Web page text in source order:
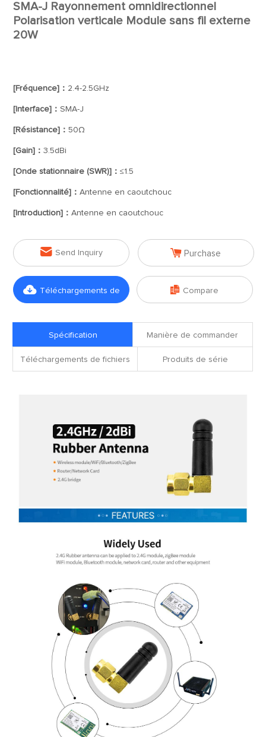
SMA-J Rayonnement omnidirectionnel
Polarisation verticale Module sans fil externe
20W
[Fréquence]： 2.4-2.5GHz
[Interface]：SMA-J
[Résistance]：50Ω
[Gain]：3.5dBi
[Onde stationnaire (SWR)]：≤1.5
[Fonctionnalité]：Antenne en caoutchouc
[Introduction]：Antenne en caoutchouc
 Send Inquiry  Purchase
 Téléchargements de  Compare
Spécification Manière de commander
Téléchargements de fichiers Produits de série